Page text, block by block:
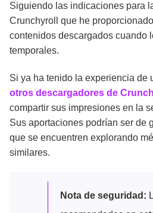
Siguiendo las indicaciones para
Crunchyroll que he
contenidos descargados cuando
temporales.
Si ya ha tenido la experiencia de
otros descargadores de
compartir sus impresiones en la
Sus aportaciones podrían ser de
que se encuentren explorando
similares.
Nota de seguridad: